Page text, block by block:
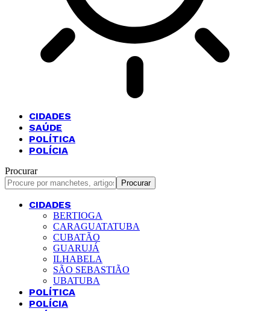
CIDADES
SAÚDE
POLÍTICA
POLÍCIA
Procurar
CIDADES
BERTIOGA
CARAGUATATUBA
CUBATÃO
GUARUJÁ
ILHABELA
SÃO SEBASTIÃO
UBATUBA
POLÍTICA
POLÍCIA